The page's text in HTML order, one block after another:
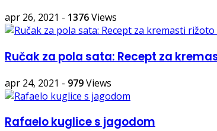
apr 26, 2021 - 1376Views
Ručak za pola sata: Recept za
apr 24, 2021 - 979Views
Rafaelo kuglice s jagodom